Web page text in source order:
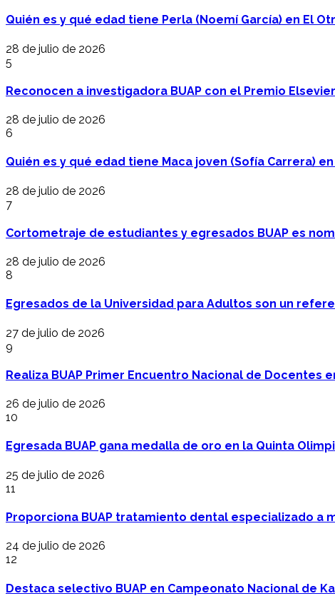
Quién es y qué edad tiene Perla (Noemí García) en El
28 de julio de 2026
5
Reconocen a investigadora BUAP con el Premio
28 de julio de 2026
6
Quién es y qué edad tiene Maca joven (Sofía Carrera)
28 de julio de 2026
7
Cortometraje de estudiantes y egresados BUAP es
28 de julio de 2026
8
Egresados de la Universidad para Adultos son un
27 de julio de 2026
9
Realiza BUAP Primer Encuentro Nacional de Docentes
26 de julio de 2026
10
Egresada BUAP gana medalla de oro en la Quinta
25 de julio de 2026
11
Proporciona BUAP tratamiento dental especializado a
24 de julio de 2026
12
Destaca selectivo BUAP en Campeonato Nacional de